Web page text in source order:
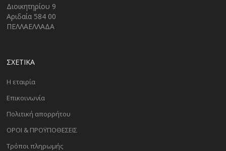
Διοικητηρίου 9
Αριδαία 584 00
ΠΕΛΛΑΕΛΛΑΔΑ
ΣΧΕΤΙΚΑ
Η εταιρία
Επικοινωνία
Πολιτική απορρήτου
ΟΡΟΙ & ΠΡΟΫΠΟΘΕΣΕΙΣ
Τρόποι πληρωμής